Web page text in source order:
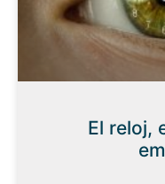
El reloj,